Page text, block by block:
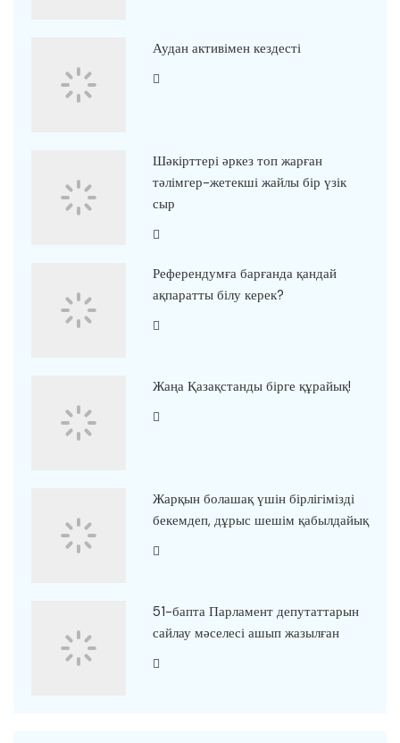
Аудан активімен кездесті
Шәкірттері әркез топ жарған
тәлімгер-жетекші жайлы бір үзік
сыр
Референдумға барғанда қандай
ақпаратты білу керек?
Жаңа Қазақстанды бірге құрайық!
Жарқын болашақ үшін бірлігімізді
бекемдеп, дұрыс шешім қабылдайық
51-бапта Парламент депутаттарын
сайлау мәселесі ашып жазылған